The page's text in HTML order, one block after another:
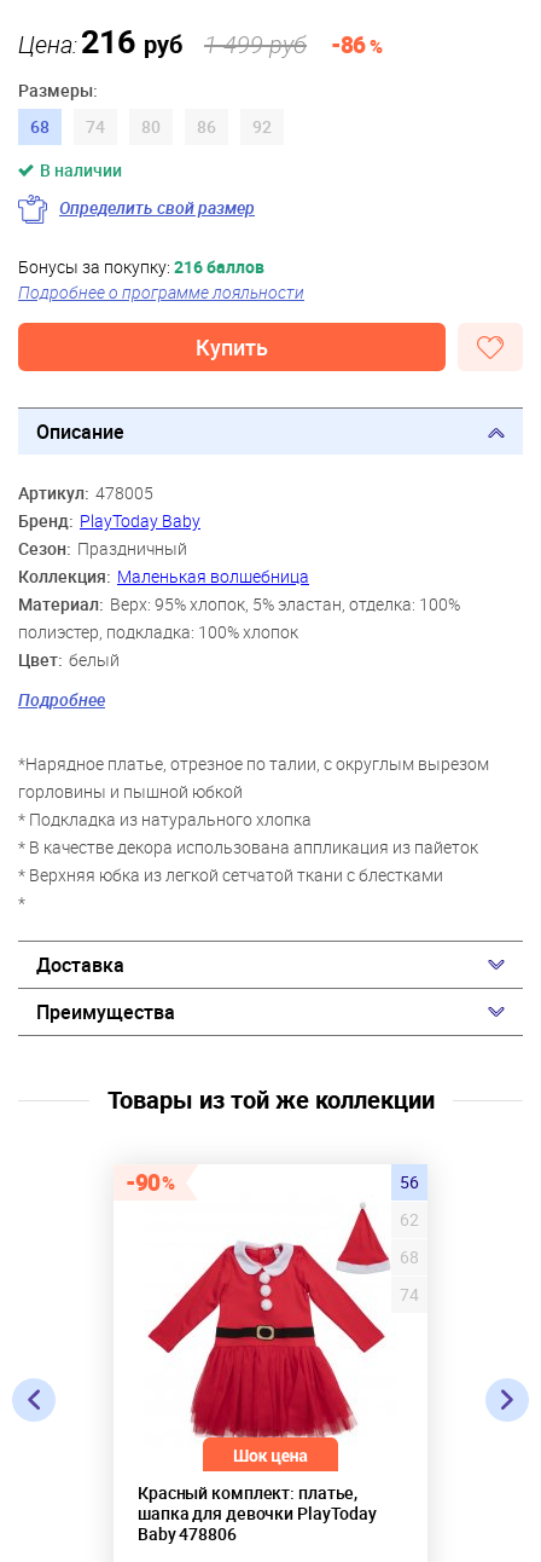
Цена:216 руб 1 499 руб -86%
Размеры:
68
74 80 86
92
В наличии
Определить свой размер
Бонусы за покупку: 216 баллов
Подробнее о программе лояльности
Купить
Описание
Артикул: 478005
Бренд: PlayToday Baby
Сезон: Праздничный
Коллекция: Маленькая волшебница
Материал: Верх: 95% хлопок, 5% эластан, отделка: 100%
полиэстер, подкладка: 100% хлопок
Цвет: белый
Скидка:
Пол: Девочки
Подробнее
*Нарядное платье, отрезное по талии, с округлым вырезом
горловины и пышной юбкой
* Подкладка из натурального хлопка
* В качестве декора использована аппликация из пайеток
* Верхняя юбка из легкой сетчатой ткани с блестками
*
Доставка
Преимущества
Товары из той же коллекции
90
Красный комплект: платье,
шапка для девочки PlayToday
Baby 478806
56
62
68
74